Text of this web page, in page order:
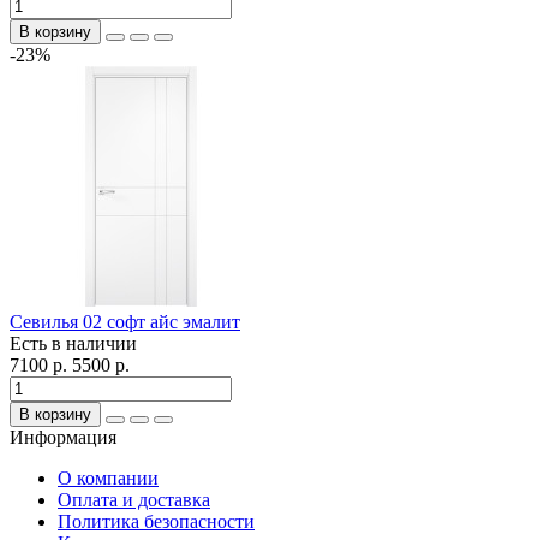
В корзину
-23%
Севилья 02 софт айс эмалит
Есть в наличии
7100 р. 5500 р.
В корзину
Информация
О компании
Оплата и доставка
Политика безопасности